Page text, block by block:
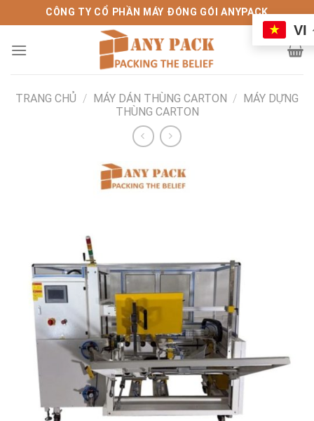
qua
nội
CÔNG TY CỔ PHẦN MÁY ĐÓNG GÓI ANYPACK
TRANG CHỦ / MÁY DÁN THÙNG CARTON / MÁY DỰNG
THÙNG CARTON
VI